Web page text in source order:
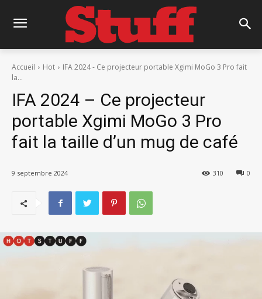
Accueil Hot
IFA 2024 - Ce projecteur portable Xgimi MoGo 3 Pro fait
la...
IFA 2024 – Ce projecteur
portable Xgimi MoGo 3 Pro
fait la taille d’un mug de café
9 septembre 2024 0
310